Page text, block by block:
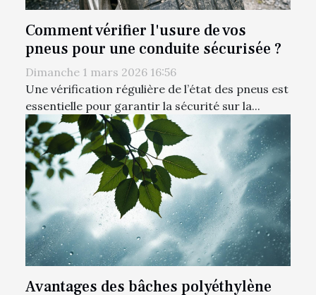
Comment vérifier l'usure de vos
pneus pour une conduite sécurisée ?
Dimanche 1 mars 2026 16:56
Une vérification régulière de l’état des pneus est
essentielle pour garantir la sécurité sur la...
Avantages des bâches polyéthylène